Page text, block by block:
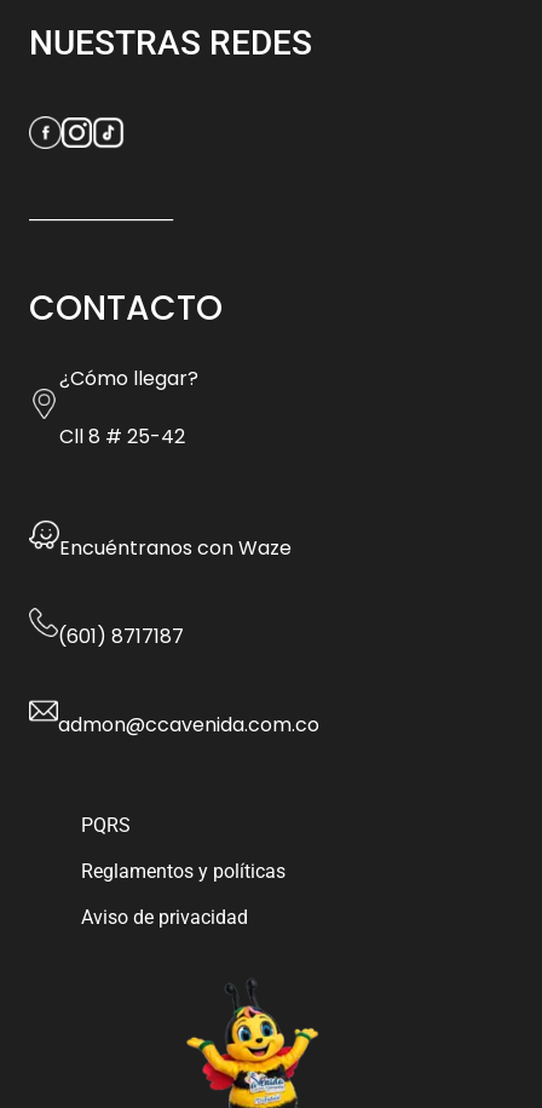
NUESTRAS REDES
CONTACTO
¿Cómo llegar?
Cll 8 # 25-42
Encuéntranos con Waze
(601) 8717187
admon@ccavenida.com.co
PQRS
Reglamentos y políticas
Aviso de privacidad